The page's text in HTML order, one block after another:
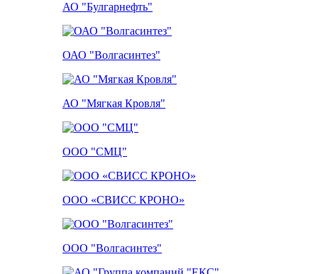
АО "Булгарнефть"
ОАО "Волгасинтез"
АО "Мягкая Кровля"
ООО "СМЦ"
ООО «СВИСС КРОНО»
ООО "Волгасинтез"